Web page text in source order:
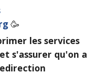
🥳
les services
s'assurer qu'on a